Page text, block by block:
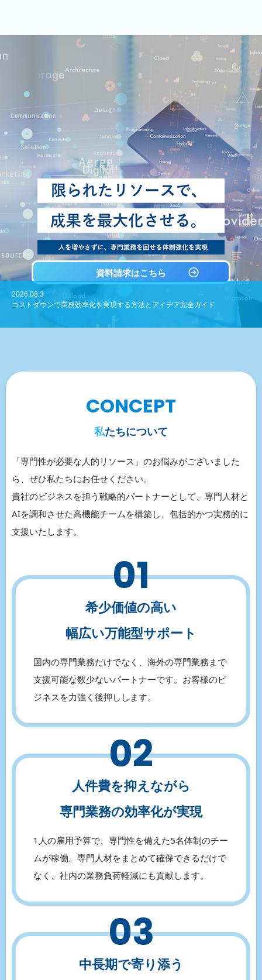
資料請求はこちら
2026.08.8
【保存版】経営者必読！残業が多い企業の特徴と解決法を徹底解説
2026.08.3
コストダウンで業務効率化を実現する方法とアイデア完全ガイド
2026.07.28
生成AIで業務効率化を実現！活用方法とおすすめツール
2026.07.23
業務効率化の手法を徹底解説！進め方や成功のポイントを紹介
2026.07.17
【経営者必読】グローバル人材育成方法をステップ別に詳しく解説
CONCEPT
私たちについて
「専門性が必要な人的リソース」のお悩みがございました
ら、ぜひ私たちにお任せください。
貴社のビジネスを担う戦略的パートナーとして、専門人材と
AIを調和させた高機能チームを構築し、包括的かつ実務的に
支援いたします。
01
希少価値の高い
幅広い万能型サポート
国内の専門業務だけでなく、海外の専門業務まで
支援可能な数少ないパートナーです。お客様のビ
ジネスを力強く後押しします。
02
人件費を抑えながら
専門業務の効率化が実現
1人の雇用予算で、専門性を備えた5名体制のチー
ムが稼働。専門人材をまとめて確保できるだけで
なく、社内の業務負荷軽減にも貢献します。
03
中⾧期で寄り添う